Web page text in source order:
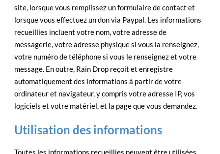
site, lorsque vous remplissez un formulaire de contact et
lorsque vous effectuez un don via Paypal. Les informations
recueillies incluent votre nom, votre adresse de
messagerie, votre adresse physique si vous la renseignez,
votre numéro de téléphone si vous le renseignez et votre
message. En outre, Rain Drop reçoit et enregistre
automatiquement des informations à partir de votre
ordinateur et navigateur, y compris votre adresse IP, vos
logiciels et votre matériel, et la page que vous demandez.
Utilisation des informations
Toutes les informations recueillies peuvent être utilisées